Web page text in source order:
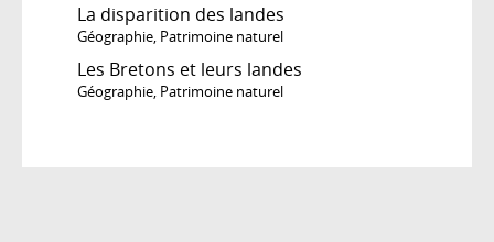
La disparition des landes
Géographie, Patrimoine naturel
Les Bretons et leurs landes
Géographie, Patrimoine naturel